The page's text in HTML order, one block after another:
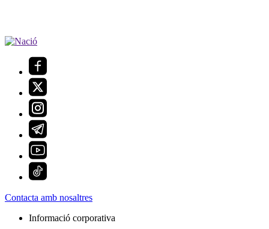
Contacta amb nosaltres
Informació corporativa